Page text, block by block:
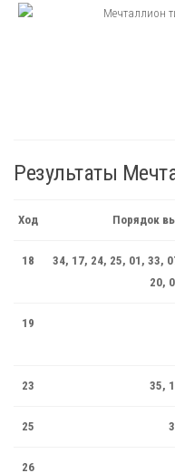
Результаты
Ход Порядок
18
34, 17, 24, 25, 01, 33,
20,
19
23 35,
25
26